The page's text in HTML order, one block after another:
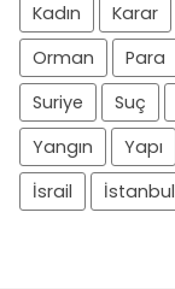
Kadın
Karar
Orman
Para
Suriye
Suç
Yangın
Yapı
İsrail
İstanbul